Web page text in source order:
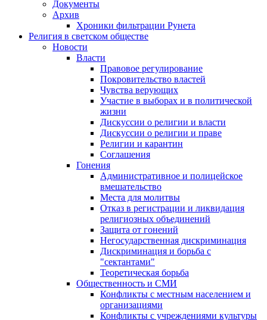
Документы
Архив
Хроники фильтрации Рунета
Религия в светском обществе
Новости
Власти
Правовое регулирование
Покровительство властей
Чувства верующих
Участие в выборах и в политической
жизни
Дискуссии о религии и власти
Дискуссии о религии и праве
Религии и карантин
Соглашения
Гонения
Административное и полицейское
вмешательство
Места для молитвы
Отказ в регистрации и ликвидация
религиозных объединений
Защита от гонений
Негосударственная дискриминация
Дискриминация и борьба с
"сектантами"
Теоретическая борьба
Общественность и СМИ
Конфликты с местным населением и
организациями
Конфликты с учреждениями культуры